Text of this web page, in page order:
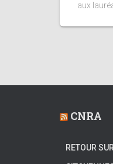
aux
CNRA
RETOUR